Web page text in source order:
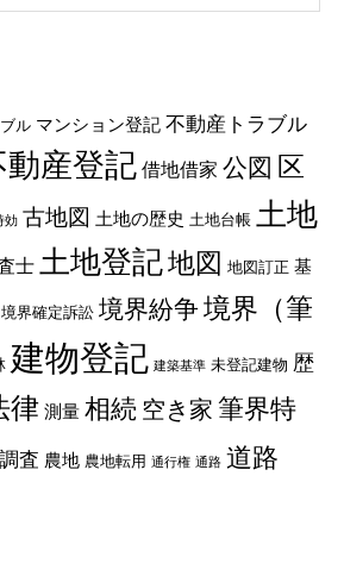
ル マンション登記 不動産トラブル
産登記借地借家 公図 区
効 古地図 土地の歴史 土地台帳 土地
士土地登記地図 地図訂正 基
境界確定訴訟 境界紛争境界（筆
建物登記 建築基準 未登記建物 歴
律 測量 相続空き家筆界特
調査 農地 農地転用 通行権 通路 道路